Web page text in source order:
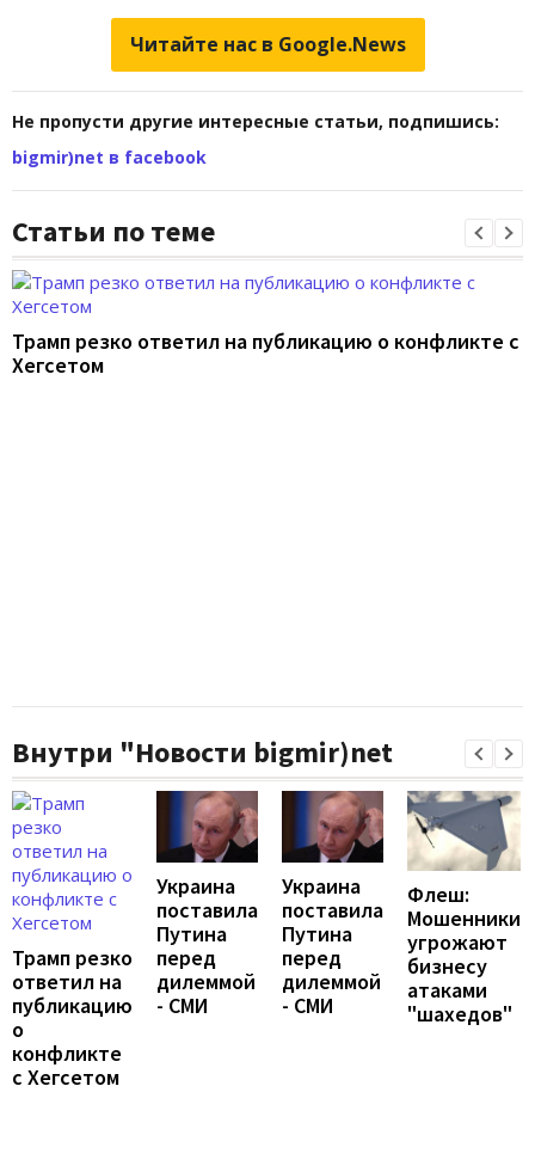
Читайте нас в Google.News
Не пропусти другие интересные статьи, подпишись:
bigmir)net в facebook
Статьи по теме
Трамп резко ответил на публикацию о конфликте с
Хегсетом
Внутри "Новости bigmir)net
Трамп резко
ответил на
публикацию
о
конфликте
с Хегсетом
Украина
поставила
Путина
перед
дилеммой
- СМИ
Украина
поставила
Путина
перед
дилеммой
- СМИ
Флеш:
Мошенники
угрожают
бизнесу
атаками
"шахедов"